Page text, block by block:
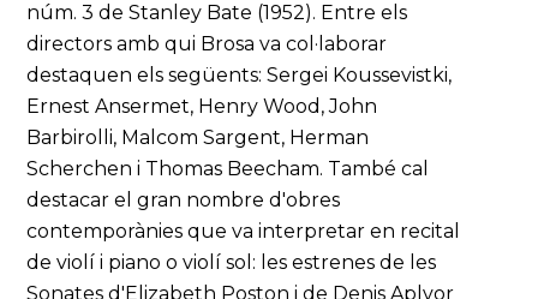
núm. 3 de Stanley Bate (1952). Entre els
directors amb qui Brosa va col·laborar
destaquen els següents: Sergei Koussevistki,
Ernest Ansermet, Henry Wood, John
Barbirolli, Malcom Sargent, Herman
Scherchen i Thomas Beecham. També cal
destacar el gran nombre d'obres
contemporànies que va interpretar en recital
de violí i piano o violí sol: les estrenes de les
Sonates d'Elizabeth Poston i de Denis Aplvor